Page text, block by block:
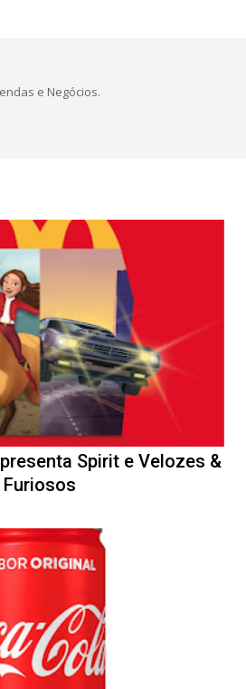
e Negócios.
Spirit e Velozes &
Furiosos